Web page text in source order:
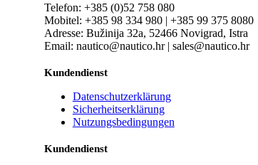
Telefon: +385 (0)52 758 080
Mobitel: +385 98 334 980 | +385 99 375 8080
Adresse: Bužinija 32a, 52466 Novigrad, Istra
Email: nautico@nautico.hr | sales@nautico.hr
Kundendienst
Datenschutzerklärung
Sicherheitserklärung
Nutzungsbedingungen
Kundendienst